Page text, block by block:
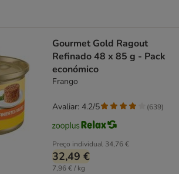
Gourmet Gold Ragout
Refinado 48 x 85 g - Pack
económico
Frango
Preço individual 34,76 €
32,49 €
7,96 € / kg
Avaliar: 4.2/5 (639)